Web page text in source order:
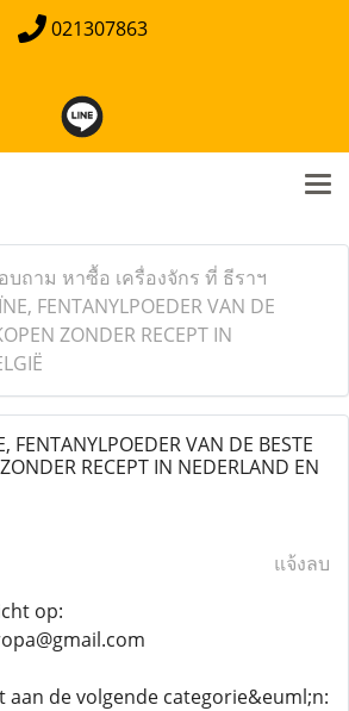
021307863
บถาม หาซื้อ เครื่องจักร ที่ ธีราฯ
FENTANYLPOEDER VAN DE
ZONDER RECEPT IN
FENTANYLPOEDER VAN DE BESTE
RECEPT IN NEDERLAND EN
แจ้งลบ
op:
aan de volgende categorie&euml;n: